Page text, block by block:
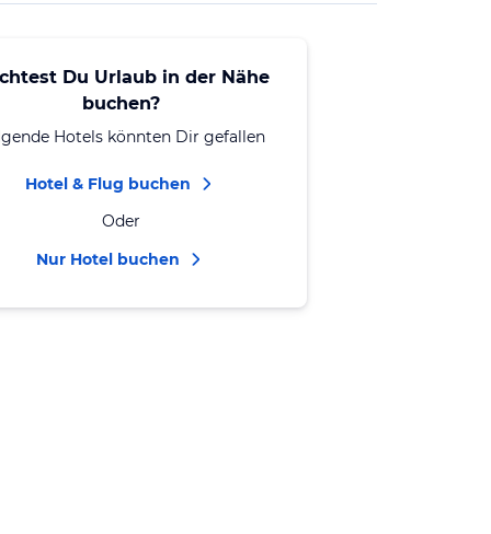
Du Urlaub in der Nähe
buchen?
Hotels könnten Dir gefallen
Hotel & Flug buchen
Oder
Nur Hotel buchen